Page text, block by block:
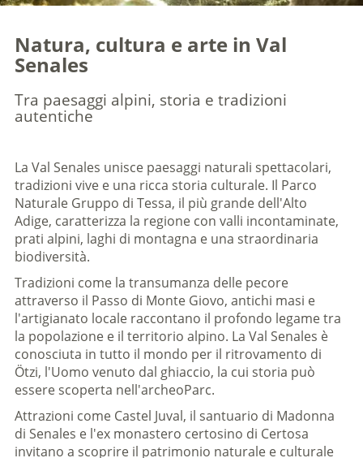
Natura, cultura e arte in Val
Senales
Tra paesaggi alpini, storia e tradizioni
autentiche
La Val Senales unisce paesaggi naturali spettacolari,
tradizioni vive e una ricca storia culturale. Il Parco
Naturale Gruppo di Tessa, il più grande dell'Alto
Adige, caratterizza la regione con valli incontaminate,
prati alpini, laghi di montagna e una straordinaria
biodiversità.
Tradizioni come la transumanza delle pecore
attraverso il Passo di Monte Giovo, antichi masi e
l'artigianato locale raccontano il profondo legame tra
la popolazione e il territorio alpino. La Val Senales è
conosciuta in tutto il mondo per il ritrovamento di
Ötzi, l'Uomo venuto dal ghiaccio, la cui storia può
essere scoperta nell'archeoParc.
Attrazioni come Castel Juval, il santuario di Madonna
di Senales e l'ex monastero certosino di Certosa
invitano a scoprire il patrimonio naturale e culturale